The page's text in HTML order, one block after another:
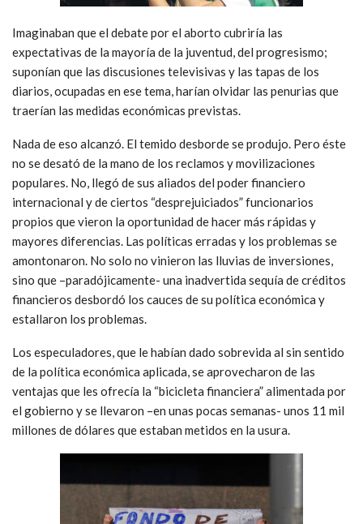
Imaginaban que el debate por el aborto cubriría las
expectativas de la mayoría de la juventud, del progresismo;
suponían que las discusiones televisivas y las tapas de los
diarios, ocupadas en ese tema, harían olvidar las penurias que
traerían las medidas económicas previstas.
Nada de eso alcanzó. El temido desborde se produjo. Pero éste
no se desató de la mano de los reclamos y movilizaciones
populares. No, llegó de sus aliados del poder financiero
internacional y de ciertos “desprejuiciados” funcionarios
propios que vieron la oportunidad de hacer más rápidas y
mayores diferencias. Las políticas erradas y los problemas se
amontonaron. No solo no vinieron las lluvias de inversiones,
sino que –paradójicamente- una inadvertida sequía de créditos
financieros desbordó los cauces de su política económica y
estallaron los problemas.
Los especuladores, que le habían dado sobrevida al sin sentido
de la política económica aplicada, se aprovecharon de las
ventajas que les ofrecía la “bicicleta financiera” alimentada por
el gobierno y se llevaron –en unas pocas semanas- unos 11 mil
millones de dólares que estaban metidos en la usura.